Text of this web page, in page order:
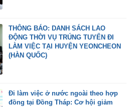
THÔNG BÁO: DANH SÁCH LAO
ĐỘNG THỜI VỤ TRÚNG TUYỂN ĐI
LÀM VIỆC TẠI HUYỆN YEONCHEON
(HÀN QUỐC)
Đi làm việc ở nước ngoài theo hợp
đồng tại Đồng Tháp: Cơ hội giảm